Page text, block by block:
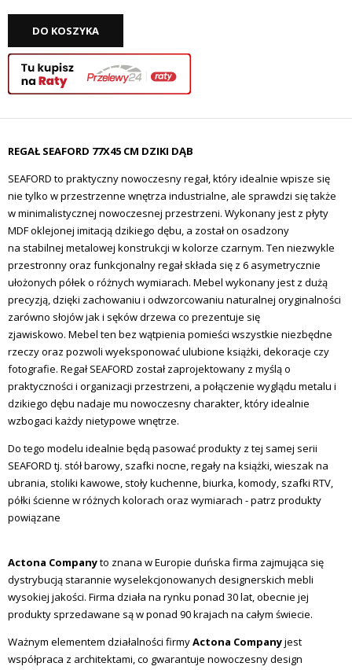
DO KOSZYKA
REGAŁ SEAFORD 77X45 CM DZIKI DĄB
SEAFORD to praktyczny nowoczesny regał, który idealnie wpisze się
nie tylko w przestrzenne wnętrza industrialne, ale sprawdzi się także
w minimalistycznej nowoczesnej przestrzeni. Wykonany jest z płyty
MDF oklejonej imitacją dzikiego dębu, a został on osadzony
na stabilnej metalowej konstrukcji w kolorze czarnym. Ten niezwykle
przestronny oraz funkcjonalny regał składa się z 6 asymetrycznie
ułożonych półek o różnych wymiarach. Mebel wykonanyjest z dużą
precyzją, dzięki zachowaniu i odwzorcowaniu naturalnej oryginalności
zarówno słojów jak i sękówdrzewa co prezentuje się
zjawiskowo. Mebel ten bez wątpienia pomieści wszystkie niezbędne
rzeczy oraz pozwoli wyeksponować ulubione książki, dekoracje czy
fotografie. Regał SEAFORD został zaprojektowany z myślą o
praktyczności i organizacji przestrzeni, a połączenie wyglądu metalu i
dzikiego dębu nadaje mu nowoczesny charakter, który idealnie
wzbogaci każdy nietypowe wnętrze.
Do tego modelu idealnie będą pasować produkty z tej samej serii
SEAFORD tj. stół barowy, szafki nocne, regały na książki, wieszak na
ubrania, stoliki kawowe, stoły kuchenne, biurka, komody, szafki RTV,
półki ścienne w różnych kolorach oraz wymiarach -patrz produkty
powiązane
Actona Companyto znana w Europie duńska firma zajmująca się
dystrybucją starannie wyselekcjonowanych designerskich mebli
wysokiej jakości. Firma działa na rynku ponad 30 lat, obecnie jej
produkty sprzedawane są w ponad 90 krajach na całym świecie.
Ważnym elementem działalności firmyActona Companyjest
współpraca z architektami, co gwarantuje nowoczesny design